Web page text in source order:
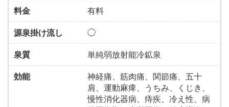
料金
有料
源泉掛け流し
◯
泉質
単純弱放射能冷鉱泉
効能
神経痛、筋肉痛、関節痛、五十
肩、運動麻痺、うちみ、くじき、
慢性消化器病、痔疾、冷え性、病